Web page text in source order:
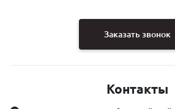
Заказать звонок
Контакты